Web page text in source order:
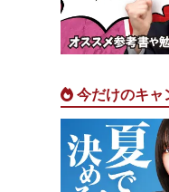
今だけのキャ